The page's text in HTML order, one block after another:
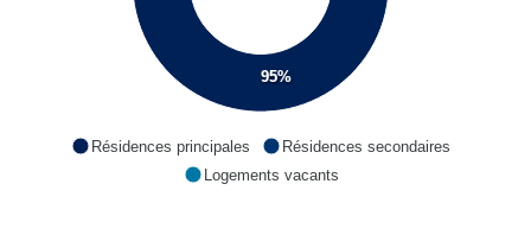
95%
Résidences principales
Résidences secondaires
Logements vacants